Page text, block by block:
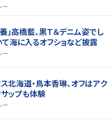
ー
養」高橋藍、黒Ｔ＆デニム姿でし
海に入るオフショなど披露
ー
ス北海道・鳥本香琳、オフはアク
ップも体験
ー